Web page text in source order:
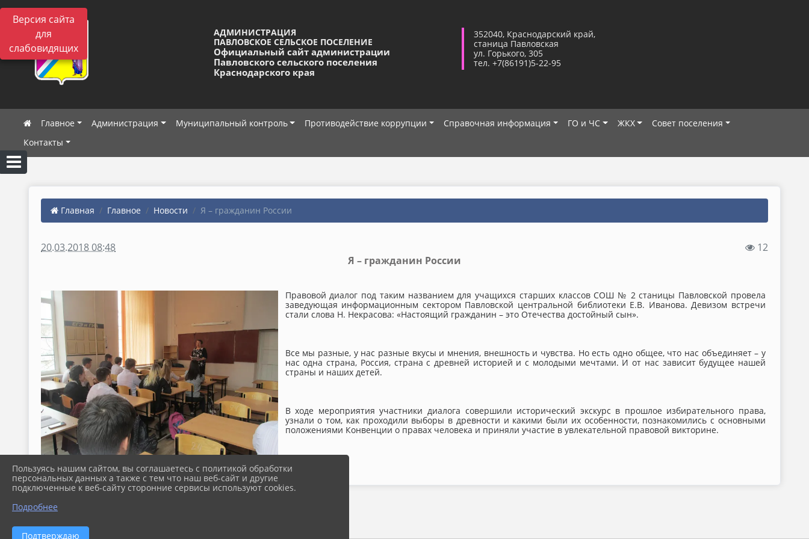
Версия сайта
для
слабовидящих
АДМИНИСТРАЦИЯ
ПАВЛОВСКОЕ СЕЛЬСКОЕ ПОСЕЛЕНИЕ
Официальный сайт администрации
Павловского сельского поселения
Краснодарского края
352040, Краснодарский край,
станица Павловская
ул. Горького, 305
тел. +7(86191)5-22-95
Главное Администрация Муниципальный контроль Противодействие коррупции Справочная информация ГО и ЧС ЖКХ
Совет поселения
Контакты
Главная Главное Новости Я – гражданин России
20.03.2018 08:48
12
Я – гражданин России
Правовой диалог под таким названием для учащихся старших классов СОШ № 2 станицы Павловской провела
заведующая информационным сектором Павловской центральной библиотеки Е.В. Иванова. Девизом встречи
стали слова Н. Некрасова: «Настоящий гражданин – это Отечества достойный сын».
Все мы разные, у нас разные вкусы и мнения, внешность и чувства. Но есть одно общее, что нас объединяет – у
нас одна страна, Россия, страна с древней историей и с молодыми мечтами. И от нас зависит будущее нашей
страны и наших детей.
В ходе мероприятия участники диалога совершили исторический экскурс в прошлое избирательного права,
узнали о том, как проходили выборы в древности и какими были их особенности, познакомились с основными
положениями Конвенции о правах человека и приняли участие в увлекательной правовой викторине.
Пользуясь нашим сайтом, вы соглашаетесь с политикой обработки
персональных данных а также с тем что наш веб-сайт и другие
подключенные к веб-сайту сторонние сервисы используют cookies.
Подробнее
Подтверждаю